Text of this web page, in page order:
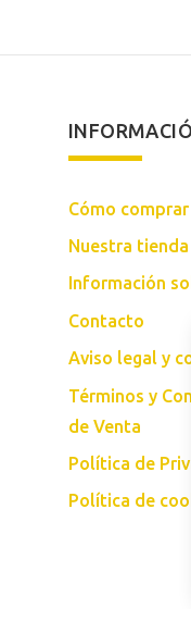
Cómo comprar
Nuestra tienda
Información
Contacto
Aviso legal y
Términos y
de Venta
Política de
Política de